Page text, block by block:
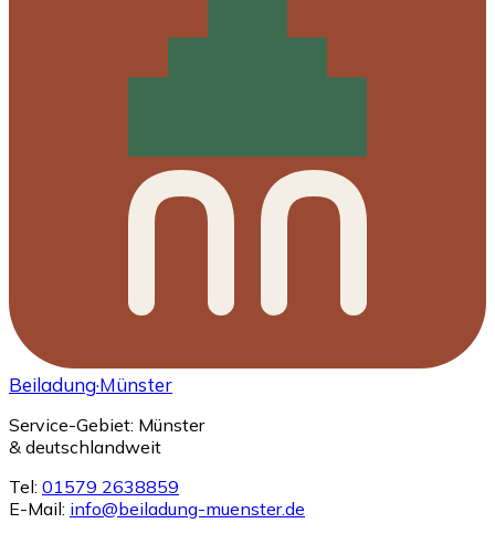
Beiladung·Münster
Service-Gebiet: Münster
& deutschlandweit
Tel: 01579 2638859
E-Mail: info@beiladung-muenster.de